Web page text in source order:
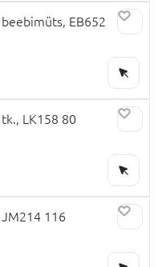
beebimüts, EB652
LK158 80
JM214 116